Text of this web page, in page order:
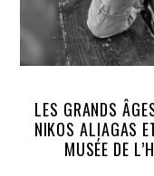
LES GRANDS
NIKOS ALIAGAS
MUSÉE DE